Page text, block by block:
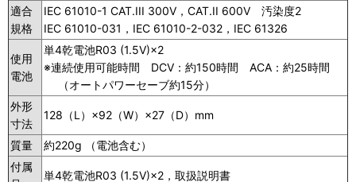
適合
規格
IEC 61010-1 CAT.III 300V，CAT.II 600V 汚染度2
IEC 61010-031，IEC 61010-2-032，IEC 61326
使用
電池
単4乾電池R03 (1.5V)×2
※連続使用可能時間 DCV：約150時間 ACA：約25時間
（オートパワーセーブ約15分）
外形
寸法
128（L）×92（W）×27（D）mm
質量
約220g （電池含む）
付属
単4乾電池R03 (1.5V)×2，取扱説明書